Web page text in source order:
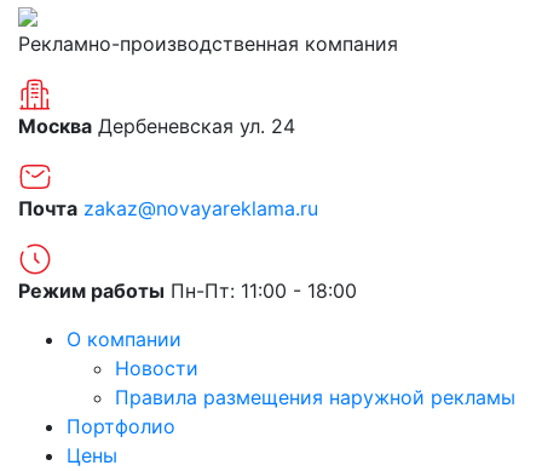
Рекламно-производственная компания
Москва Дербеневская ул. 24
Почта zakaz@novayareklama.ru
Режим работы Пн-Пт: 11:00 - 18:00
О компании
Новости
Правила размещения наружной рекламы
Портфолио
Цены